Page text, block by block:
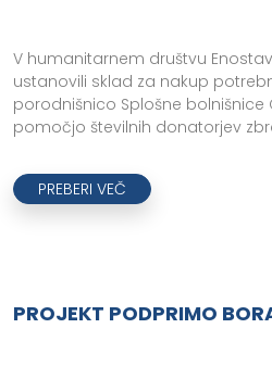
V humanitarnem društvu
ustanovili sklad za nakup
porodnišnico Splošne bolnišnice
pomočjo številnih donatorjev
PREBERI VEČ
PROJEKT PODPRIMO